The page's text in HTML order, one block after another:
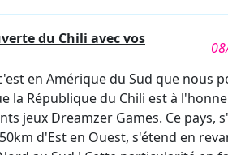
du Chili avec vos
en Amérique du Sud que nous
la République du Chili est à
jeux Dreamzer Games. Ce pays,
d'Est en Ouest, s'étend en